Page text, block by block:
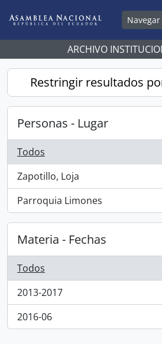
Navegar
ARCHIVO
Restringir resultados
Personas - Lugar
Todos
Zapotillo, Loja
, 1 resultados
Parroquia Limones
, 1 resultados
Materia - Fechas
Todos
2013-2017
, 1 resultados
2016-06
, 1 resultados